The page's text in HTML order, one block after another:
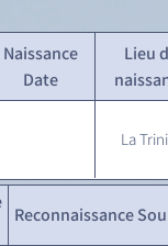
Naissance
Date
Lieu
La
Reconnaissance